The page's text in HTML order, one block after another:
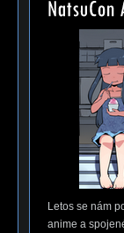
Letos se nám
anime a